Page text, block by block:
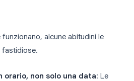
alcune abitudini le
fastidiose.
orario, non solo una data: Le